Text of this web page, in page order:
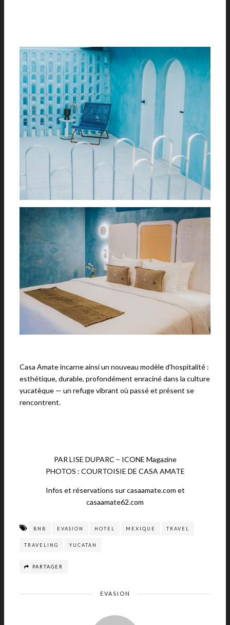
Casa Amate incarne ainsi un nouveau modèle d’hospitalité :
esthétique, durable, profondément enraciné dans la culture
yucatèque — un refuge vibrant où passé et présent se
rencontrent.
PAR LISE DUPARC – ICONE Magazine
PHOTOS : COURTOISIE DE CASA AMATE
Infos et réservations sur casaamate.com et
casaamate62.com
BNB EVASION HOTEL MEXIQUE TRAVEL
TRAVELING YUCATAN
PARTAGER
EVASION